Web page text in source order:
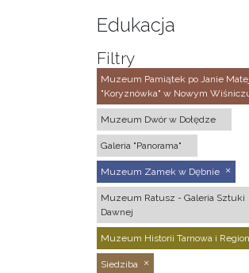
Edukacja
Filtry
Muzeum Pamiątek po Janie
"Koryznówka" w Nowym
Muzeum Dwór w Dołędze
Galeria "Panorama"
Muzeum Zamek w Dębnie
Muzeum Ratusz - Galeria Sztuki
Dawnej
Muzeum Historii Tarnowa i
Siedziba